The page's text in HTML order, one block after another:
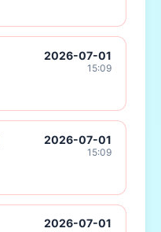
2026-07-01
15:09
2026-07-01
15:09
2026-07-01